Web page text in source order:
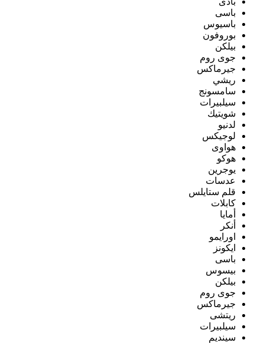
باسى
باسيوس
بوروفون
بيلكن
جوى روم
جيرماكس
ريشي
سامسونج
سيلبيرات
شويتيك
لدنيو
لوجيكس
هواوى
هوكو
يوجرين
عدسات
قلم ستايلس
كابلات
أمايا
أنكر
اورايمو
ايكونز
باسى
بيسوس
بيلكن
جوى روم
جيرماكس
ريتشى
سيلبيرات
سينديم